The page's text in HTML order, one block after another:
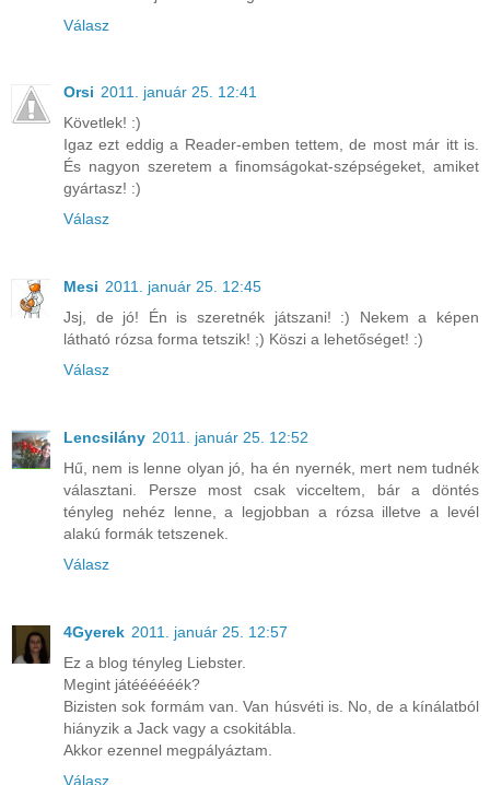
Válasz
Orsi 2011. január 25. 12:41
Követlek! :)
Igaz ezt eddig a Reader-emben tettem, de most már itt is.
És nagyon szeretem a finomságokat-szépségeket, amiket
gyártasz! :)
Válasz
Mesi 2011. január 25. 12:45
Jsj, de jó! Én is szeretnék játszani! :) Nekem a képen
látható rózsa forma tetszik! ;) Köszi a lehetőséget! :)
Válasz
Lencsilány 2011. január 25. 12:52
Hű, nem is lenne olyan jó, ha én nyernék, mert nem tudnék
választani. Persze most csak vicceltem, bár a döntés
tényleg nehéz lenne, a legjobban a rózsa illetve a levél
alakú formák tetszenek.
Válasz
4Gyerek 2011. január 25. 12:57
Ez a blog tényleg Liebster.
Megint játéééééék?
Bizisten sok formám van. Van húsvéti is. No, de a kínálatból
hiányzik a Jack vagy a csokitábla.
Akkor ezennel megpályáztam.
Válasz